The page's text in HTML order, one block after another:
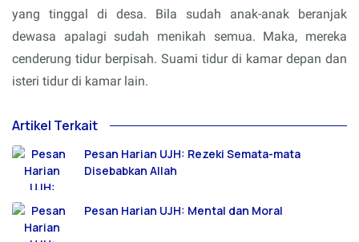
yang tinggal di desa. Bila sudah anak-anak beranjak
dewasa apalagi sudah menikah semua. Maka, mereka
cenderung tidur berpisah. Suami tidur di kamar depan dan
isteri tidur di kamar lain.
Artikel Terkait
Pesan Harian UJH: Rezeki Semata-mata
Disebabkan Allah
Pesan Harian UJH: Mental dan Moral